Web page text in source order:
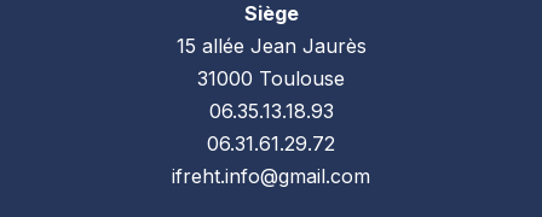
Siège
15 allée Jean Jaurès
31000 Toulouse
06.35.13.18.93
06.31.61.29.72
ifreht.info@gmail.com